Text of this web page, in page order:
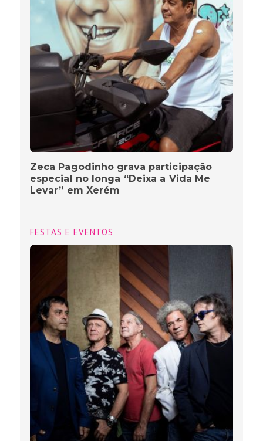
Zeca Pagodinho grava participação
especial no longa “Deixa a Vida Me
Levar” em Xerém
FESTAS E EVENTOS